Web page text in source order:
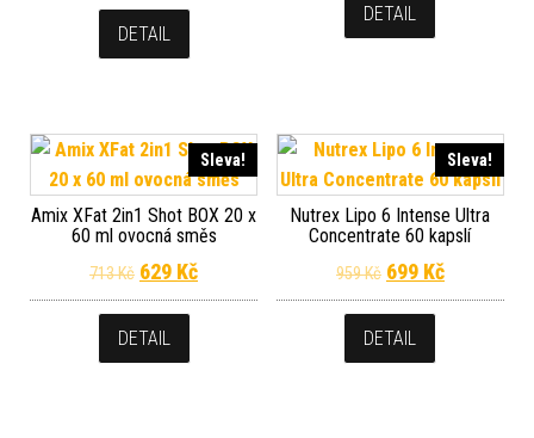
DETAIL
DETAIL
Sleva!
Amix XFat 2in1 Shot BOX 20 x
60 ml ovocná směs
713Kč Původní cena byla: 713 Kč.
629 KčAktuální cena je: 629 Kč.
DETAIL
Sleva!
Nutrex Lipo 6 Intense Ultra
Concentrate 60 kapslí
959Kč Původní cena
699 KčAktuální
DETAIL